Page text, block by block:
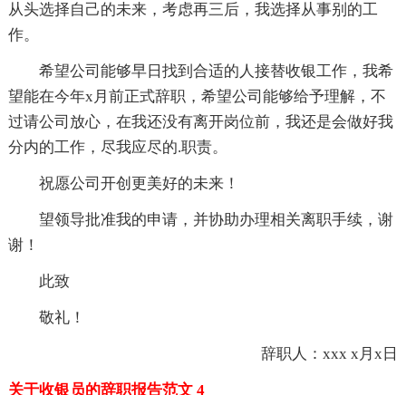
从头选择自己的未来，考虑再三后，我选择从事别的工
作。
希望公司能够早日找到合适的人接替收银工作，我希
望能在今年x月前正式辞职，希望公司能够给予理解，不
过请公司放心，在我还没有离开岗位前，我还是会做好我
分内的工作，尽我应尽的.职责。
祝愿公司开创更美好的未来！
望领导批准我的申请，并协助办理相关离职手续，谢
谢！
此致
敬礼！
辞职人：xxx x月x日
关于收银员的辞职报告范文 4